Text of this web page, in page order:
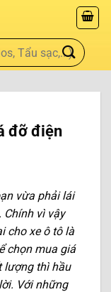
đỡ điện
vừa phải lái
Chính vì vậy
cho xe ô tô là
chọn mua giá
lượng thì hầu
Với những